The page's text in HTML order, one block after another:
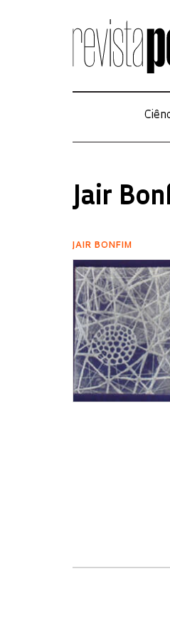
Jair
JAIR BONFIM